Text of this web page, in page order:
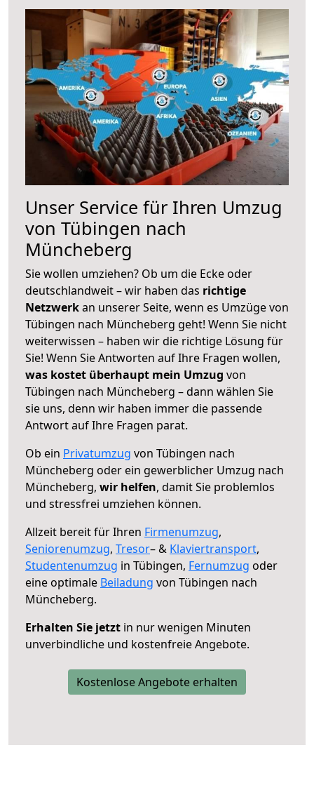
Unser Service für Ihren Umzug
von Tübingen nach
Müncheberg
Sie wollen umziehen? Ob um die Ecke oder
deutschlandweit – wir haben das richtige
Netzwerkan unserer Seite, wenn es Umzüge von
Tübingen nach Müncheberg geht! Wenn Sie nicht
weiterwissen – haben wir die richtige Lösung für
Sie! Wenn Sie Antworten auf Ihre Fragen wollen,
was kostet überhaupt mein Umzug von
Tübingen nach Müncheberg – dann wählen Sie
sie uns, denn wir haben immer die passende
Antwort auf Ihre Fragen parat.
Ob ein Privatumzug von Tübingen nach
Müncheberg oder ein gewerblicher Umzug nach
Müncheberg, wir helfen, damit Sie problemlos
und stressfrei umziehen können.
Allzeit bereit für Ihren Firmenumzug,
Seniorenumzug, Tresor– & Klaviertransport,
Studentenumzug in Tübingen, Fernumzug oder
eine optimale Beiladung von Tübingen nach
Müncheberg.
Erhalten Sie jetzt in nur wenigen Minuten
unverbindliche und kostenfreie Angebote.
Kostenlose Angebote erhalten